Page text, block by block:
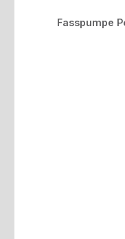
Fasspumpe